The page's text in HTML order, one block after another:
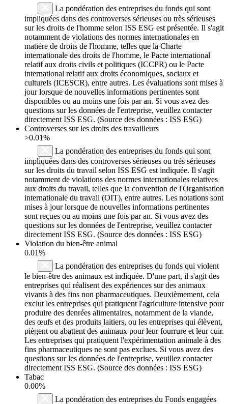
La pondération des entreprises du fonds qui sont
impliquées dans des controverses sérieuses ou très sérieuses
sur les droits de l'homme selon ISS ESG est présentée. Il s'agit
notamment de violations des normes internationales en
matière de droits de l'homme, telles que la Charte
internationale des droits de l'homme, le Pacte international
relatif aux droits civils et politiques (ICCPR) ou le Pacte
international relatif aux droits économiques, sociaux et
culturels (ICESCR), entre autres. Les évaluations sont mises à
jour lorsque de nouvelles informations pertinentes sont
disponibles ou au moins une fois par an. Si vous avez des
questions sur les données de l'entreprise, veuillez contacter
directement ISS ESG. (Source des données : ISS ESG)
Controverses sur les droits des travailleurs
>0.01%
La pondération des entreprises du fonds qui sont
impliquées dans des controverses sérieuses ou très sérieuses
sur les droits du travail selon ISS ESG est indiquée. Il s'agit
notamment de violations des normes internationales relatives
aux droits du travail, telles que la convention de l'Organisation
internationale du travail (OIT), entre autres. Les notations sont
mises à jour lorsque de nouvelles informations pertinentes
sont reçues ou au moins une fois par an. Si vous avez des
questions sur les données de l'entreprise, veuillez contacter
directement ISS ESG. (Source des données : ISS ESG)
Violation du bien-être animal
0.01%
La pondération des entreprises du fonds qui violent
le bien-être des animaux est indiquée. D'une part, il s'agit des
entreprises qui réalisent des expériences sur des animaux
vivants à des fins non pharmaceutiques. Deuxièmement, cela
exclut les entreprises qui pratiquent l'agriculture intensive pour
produire des denrées alimentaires, notamment de la viande,
des œufs et des produits laitiers, ou les entreprises qui élèvent,
piègent ou abattent des animaux pour leur fourrure et leur cuir.
Les entreprises qui pratiquent l'expérimentation animale à des
fins pharmaceutiques ne sont pas exclues. Si vous avez des
questions sur les données de l'entreprise, veuillez contacter
directement ISS ESG. (Source des données : ISS ESG)
Tabac
0.00%
La pondération des entreprises du Fonds engagées